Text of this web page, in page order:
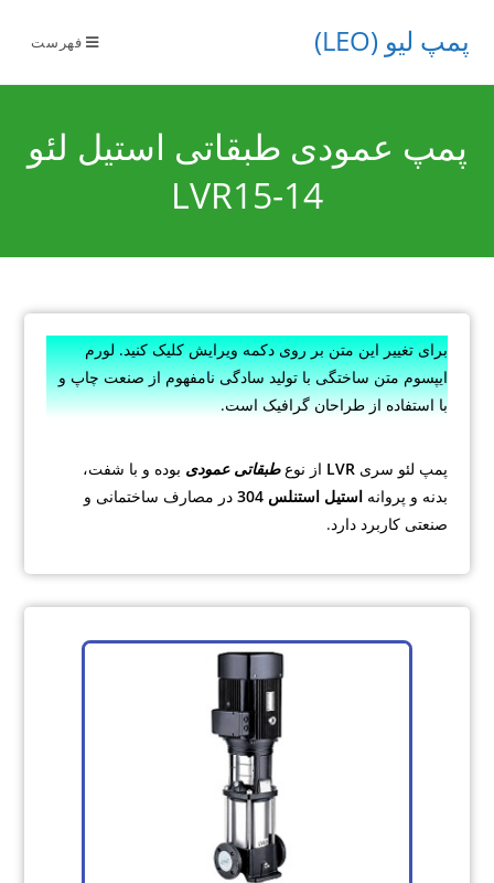
پمپ لیو (LEO) فهرست
پمپ عمودی طبقاتی استیل لئو
LVR15-14
برای تغییر این متن بر روی دکمه ویرایش کلیک کنید. لورم
ایپسوم متن ساختگی با تولید سادگی نامفهوم از صنعت چاپ و
با استفاده از طراحان گرافیک است.
پمپ لئو سری LVR از نوعطبقاتی عمودی بوده و با شفت،
بدنه و پروانهاستیل استنلس 304
در مصارف ساختمانی و
صنعتی کاربرد دارد.